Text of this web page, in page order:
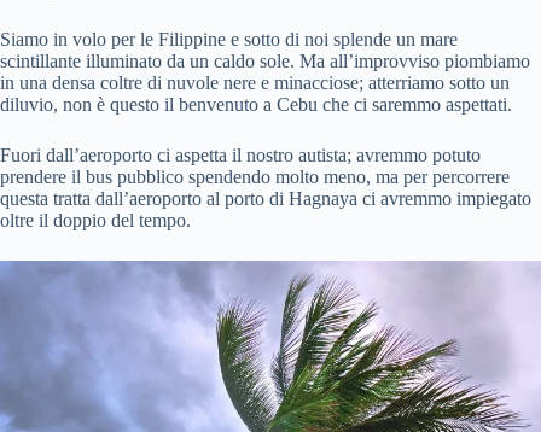
Siamo in volo per le Filippine e sotto di noi splende un mare
scintillante illuminato da un caldo sole. Ma all’improvviso piombiamo
in una densa coltre di nuvole nere e minacciose; atterriamo sotto un
diluvio, non è questo il benvenuto a Cebu che ci saremmo aspettati.
Fuori dall’aeroporto ci aspetta il nostro autista; avremmo potuto
prendere il bus pubblico spendendo molto meno, ma per percorrere
questa tratta dall’aeroporto al porto di Hagnaya ci avremmo impiegato
oltre il doppio del tempo.